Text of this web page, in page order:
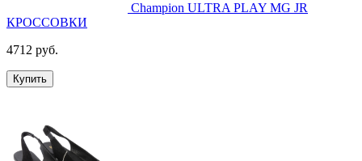
Champion ULTRA PLAY MG JR
КРОССОВКИ
4712 руб.
Купить